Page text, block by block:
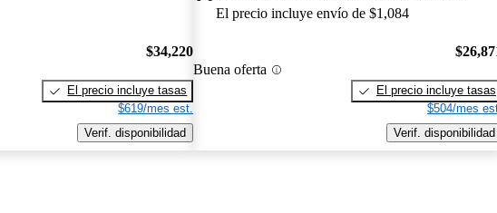
$34,220
El precio incluye tasas
$619/mes est.
Verif. disponibilidad
El precio incluye envío de $1,084
Buena oferta
El precio incluye tasas
$504/mes
Verif. disponibilidad